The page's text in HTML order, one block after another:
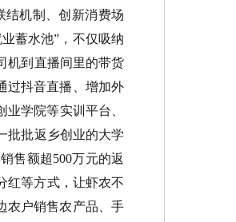
结机制、创新消费场
业蓄水池” ，不仅吸纳
机到直播间里的带货
过抖音直播、增加外
业学院等实训平台、
批批返乡创业的大学
售额超500万元的返
红等方式，让虾农不
农户销售农产品、手